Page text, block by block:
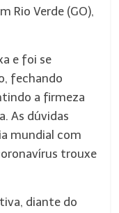
Rio Verde (GO),
e foi se
fechando
a firmeza
As dúvidas
mundial com
trouxe
diante do